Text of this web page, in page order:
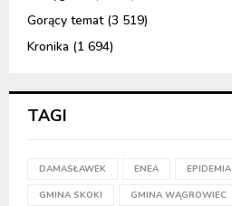
Gorący temat(3 519)
Kronika (1 694)
TAGI
DAMASŁAWEK ENEA EPIDEMIA
GMINA SKOKI GMINA WĄGROWIEC